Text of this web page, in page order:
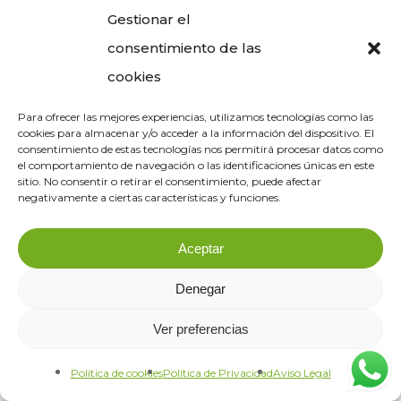
Gestionar el
consentimiento de las
cookies
Para ofrecer las mejores experiencias, utilizamos tecnologías como las
cookies para almacenar y/o acceder a la información del dispositivo. El
consentimiento de estas tecnologías nos permitirá procesar datos como
el comportamiento de navegación o las identificaciones únicas en este
sitio. No consentir o retirar el consentimiento, puede afectar
negativamente a ciertas características y funciones.
Aceptar
Denegar
Ver preferencias
Política de cookiesPolítica de PrivacidadAviso Legal
© 2026 Clinica Veterinaria Verode. |Aviso Legal